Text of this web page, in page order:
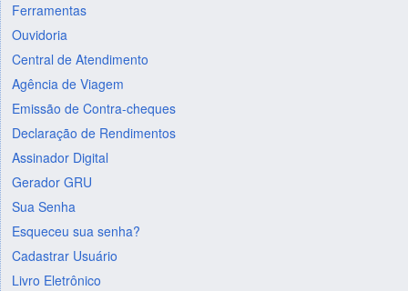
Ferramentas
Ouvidoria
Central de Atendimento
Agência de Viagem
Emissão de Contra-cheques
Declaração de Rendimentos
Assinador Digital
Gerador GRU
Sua Senha
Esqueceu sua senha?
Cadastrar Usuário
Livro Eletrônico